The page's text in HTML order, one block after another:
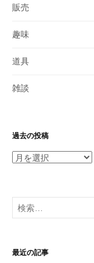
販売
趣味
道具
雑談
過去の投稿
過
投
稿
検
索:
最近の記事